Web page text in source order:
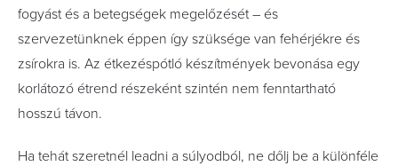
fogyást és a betegségek megelőzését – és
szervezetünknek éppen így szüksége van fehérjékre és
zsírokra is. Az étkezéspótló készítmények bevonása egy
korlátozó étrend részeként szintén nem fenntartható
hosszú távon.
Ha tehát szeretnél leadni a súlyodból, ne dőlj be a különféle